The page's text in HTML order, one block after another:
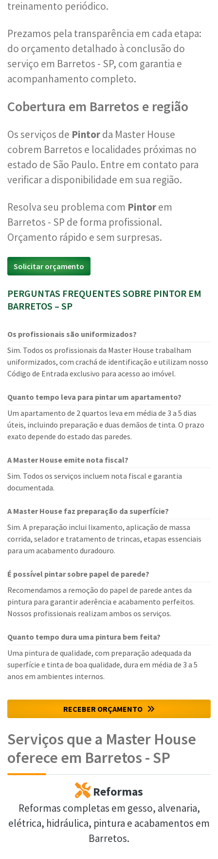
treinamento periódico.
Prezamos pela transparência em cada etapa:
do orçamento detalhado à conclusão do
serviço em Barretos - SP, com garantia e
acompanhamento completo.
Cobertura em Barretos e região
Os serviços de Pintorda Master House
cobrem Barretos e localidades próximas no
estado de São Paulo. Entre em contato para
verificar a disponibilidade em sua região.
Resolva seu problema com Pintorem
Barretos - SP de forma profissional.
Orçamento rápido e sem surpresas.
Solicitar orçamento
PERGUNTAS FREQUENTES SOBRE PINTOR EM
BARRETOS – SP
Os profissionais são uniformizados?
Sim. Todos os profissionais da Master House trabalham
uniformizados, com crachá de identificação e utilizam nosso
Código de Entrada exclusivo para acesso ao imóvel.
Quanto tempo leva para pintar um apartamento?
Um apartamento de 2 quartos leva em média de 3 a 5 dias
úteis, incluindo preparação e duas demãos de tinta. O prazo
exato depende do estado das paredes.
A Master House emite nota fiscal?
Sim. Todos os serviços incluem nota fiscal e garantia
documentada.
A Master House faz preparação da superfície?
Sim. A preparação inclui lixamento, aplicação de massa
corrida, selador e tratamento de trincas, etapas essenciais
para um acabamento duradouro.
É possível pintar sobre papel de parede?
Recomendamos a remoção do papel de parede antes da
pintura para garantir aderência e acabamento perfeitos.
Nossos profissionais realizam ambos os serviços.
Quanto tempo dura uma pintura bem feita?
Uma pintura de qualidade, com preparação adequada da
superfície e tinta de boa qualidade, dura em média de 3 a 5
anos em ambientes internos.
RECEBER ORÇAMENTO
Serviços que a Master House
oferece em Barretos - SP
Reformas
Reformas completas em gesso, alvenaria,
elétrica, hidráulica, pintura e acabamentos em
Barretos.